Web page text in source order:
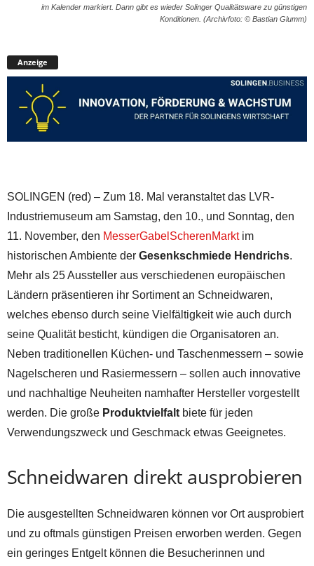
im Kalender markiert. Dann gibt es wieder Solinger Qualitätsware zu günstigen
Konditionen. (Archivfoto: © Bastian Glumm)
Anzeige
SOLINGEN (red) – Zum 18. Mal veranstaltet das LVR-
Industriemuseum am Samstag, den 10., und Sonntag, den
11. November, den MesserGabelScherenMarktim
historischen Ambiente der Gesenkschmiede Hendrichs.
Mehr als 25 Aussteller aus verschiedenen europäischen
Ländern präsentieren ihr Sortiment an Schneidwaren,
welches ebenso durch seine Vielfältigkeit wie auch durch
seine Qualität besticht, kündigen die Organisatoren an.
Neben traditionellen Küchen- und Taschenmessern – sowie
Nagelscheren und Rasiermessern – sollen auch innovative
und nachhaltige Neuheiten namhafter Hersteller vorgestellt
werden. Die große Produktvielfalt biete für jeden
Verwendungszweck und Geschmack etwas Geeignetes.
Schneidwaren direkt ausprobieren
Die ausgestellten Schneidwaren können vor Ort ausprobiert
und zu oftmals günstigen Preisen erworben werden. Gegen
ein geringes Entgelt können die Besucherinnen und